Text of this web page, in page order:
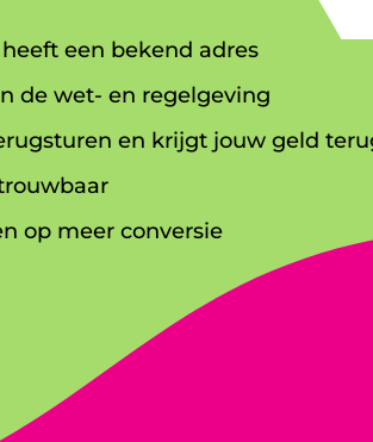
een bekend adres
de wet- en regelgeving
en krijgt jouw geld
op meer conversie